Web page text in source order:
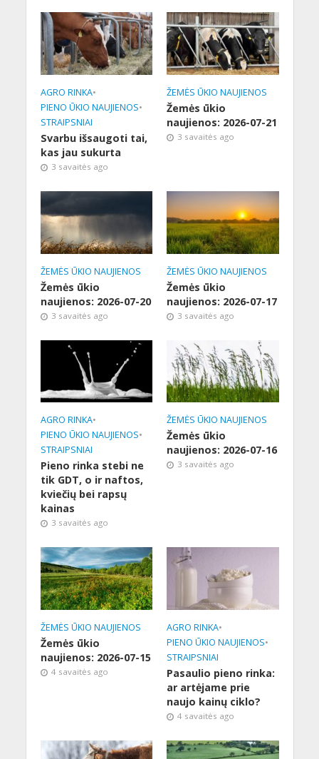
AGRO RINKA•
PIENO ŪKIO NAUJIENOS•
STRAIPSNIAI
Svarbu išsaugoti tai,
kas jau sukurta
3 savaitės ago
ŽEMĖS ŪKIO NAUJIENOS
Žemės ūkio
naujienos: 2026-07-21
3 savaitės ago
ŽEMĖS ŪKIO NAUJIENOS
Žemės ūkio
naujienos: 2026-07-20
3 savaitės ago
ŽEMĖS ŪKIO NAUJIENOS
Žemės ūkio
naujienos: 2026-07-17
3 savaitės ago
AGRO RINKA•
PIENO ŪKIO NAUJIENOS•
STRAIPSNIAI
Pieno rinka stebi ne
tik GDT, o ir naftos,
kviečių bei rapsų
kainas
3 savaitės ago
ŽEMĖS ŪKIO NAUJIENOS
Žemės ūkio
naujienos: 2026-07-16
3 savaitės ago
ŽEMĖS ŪKIO NAUJIENOS
Žemės ūkio
naujienos: 2026-07-15
4 savaitės ago
AGRO RINKA•
PIENO ŪKIO NAUJIENOS•
STRAIPSNIAI
Pasaulio pieno rinka:
ar artėjame prie
naujo kainų ciklo?
4 savaitės ago